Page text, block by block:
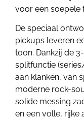
voor een soepele
De speciaal
pickups leveren
toon. Dankzij de
splitfunctie
aan klanken, van
moderne rock-
solide messing
en een volle, rijke